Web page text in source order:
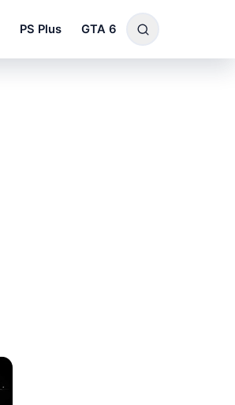
PS Plus GTA 6